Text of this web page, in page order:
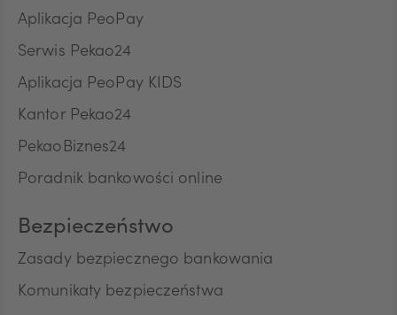
Aplikacja PeoPay
Serwis Pekao24
Aplikacja PeoPay KIDS
Kantor Pekao24
PekaoBiznes24
Poradnik bankowości online
Bezpieczeństwo
Zasady bezpiecznego bankowania
Komunikaty bezpieczeństwa